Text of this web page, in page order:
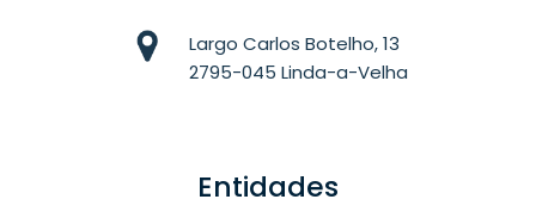
Largo Carlos Botelho, 13
2795-045 Linda-a-Velha
Entidades